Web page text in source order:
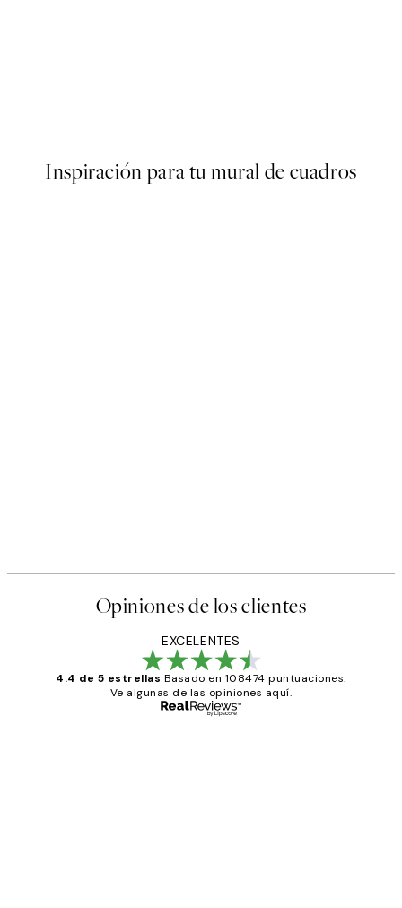
Inspiración para tu mural de cuadros
Opiniones de los clientes
EXCELENTES
4.4 de 5 estrellas Basado en 108474 puntuaciones.
Ve algunas de las opiniones aquí.